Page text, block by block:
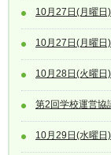
10月27日(月曜日
10月27日(月曜日
10月28日(火曜日
第2回学校運営協
10月29日(水曜日